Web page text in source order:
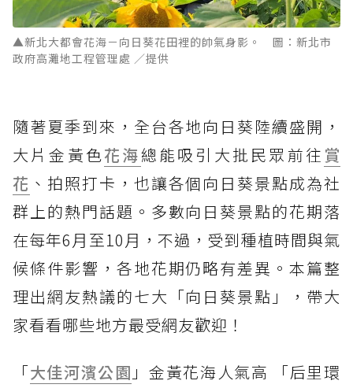
▲新北大都會花海－向日葵花田裡的帥氣身影。 圖：新北市
政府高灘地工程管理處 ／提供
隨著夏季到來，全台各地向日葵陸續盛開，
大片金黃色花海總能吸引大批民眾前往 賞
花 、拍照打卡，也讓各個向日葵景點成為社
群上的熱門話題。多數向日葵景點的花期落
在每年6月至10月，不過，受到種植時間與氣
候條件影響，各地花期仍略有差異。本篇整
理出網友熱議的七大「向日葵景點」，帶大
家看看哪些地方最受網友歡迎！
「大佳河濱公園 」金黃花海人氣高 「后里環